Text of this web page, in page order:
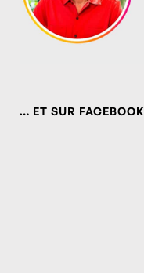
… ET SUR FACEBOOK